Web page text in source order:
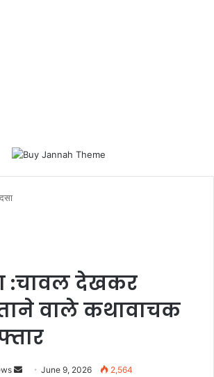
:चावल देखकर
वाले कथावाचक
Send June 9, 2026 2,564